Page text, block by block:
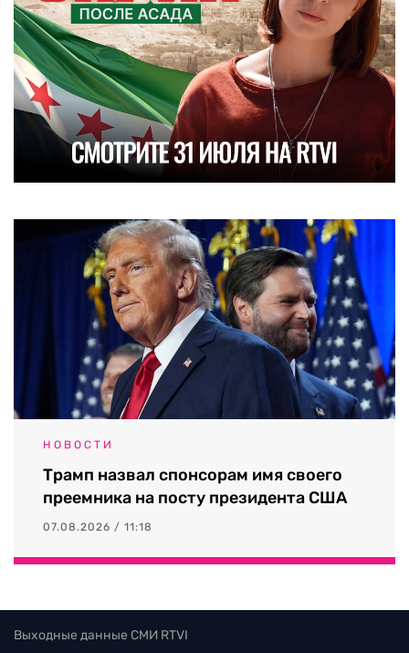
НОВОСТИ
Трамп назвал спонсорам имя своего
преемника на посту президента США
07.08.2026 / 11:18
Выходные данные СМИ RTVI